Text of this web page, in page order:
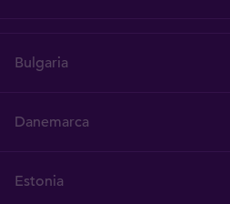
Bulgaria
Danemarca
Estonia